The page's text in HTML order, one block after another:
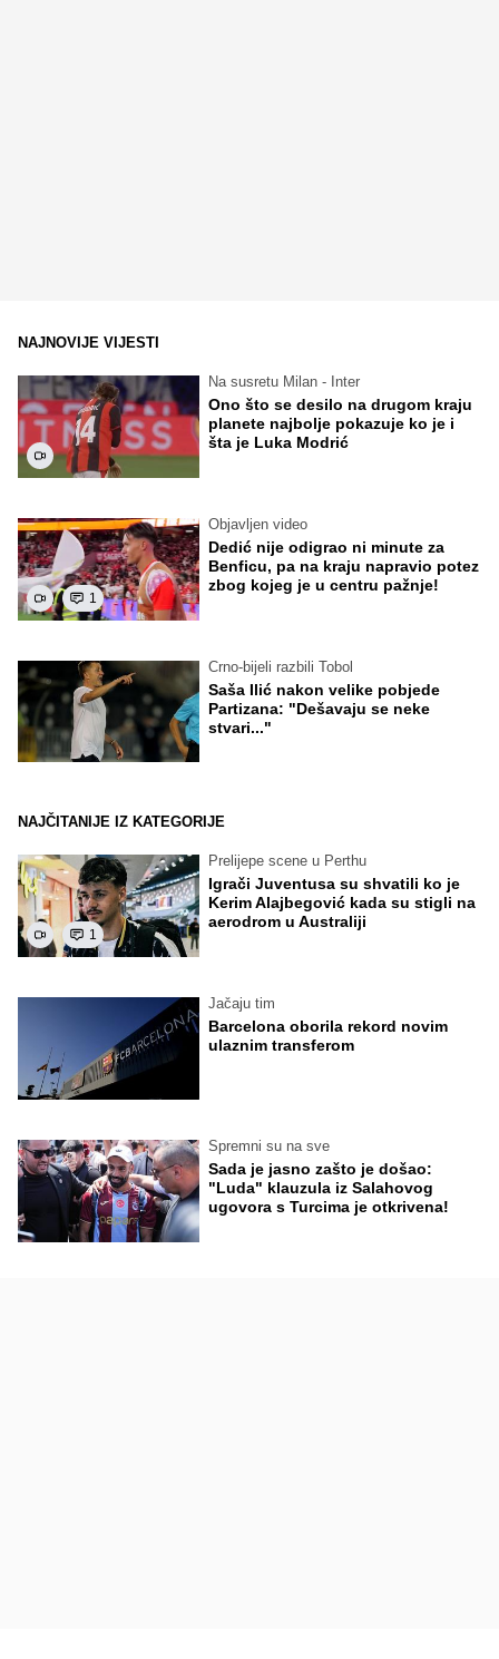
NAJNOVIJE VIJESTI
Na susretu Milan - Inter
Ono što se desilo na drugom kraju
planete najbolje pokazuje ko je i
šta je Luka Modrić
1
Objavljen video
Dedić nije odigrao ni minute za
Benficu, pa na kraju napravio potez
zbog kojeg je u centru pažnje!
Crno-bijeli razbili Tobol
Saša Ilić nakon velike pobjede
Partizana: "Dešavaju se neke
stvari..."
NAJČITANIJE IZ KATEGORIJE
1
Prelijepe scene u Perthu
Igrači Juventusa su shvatili ko je
Kerim Alajbegović kada su stigli na
aerodrom u Australiji
Jačaju tim
Barcelona oborila rekord novim
ulaznim transferom
Spremni su na sve
Sada je jasno zašto je došao:
"Luda" klauzula iz Salahovog
ugovora s Turcima je otkrivena!